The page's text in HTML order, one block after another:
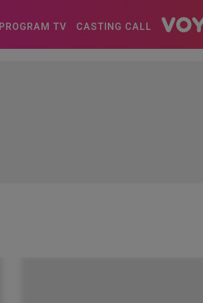
PROGRAM TV CASTING CALL